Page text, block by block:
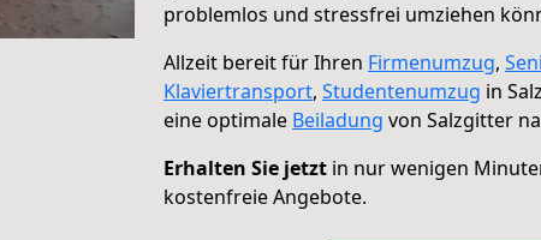
problemlos und stressfrei umziehen
Allzeit bereit für Ihren Firmenumzug,
Klaviertransport, Studentenumzug in
eine optimale Beiladung von Salzgitter
Erhalten Sie jetzt in nur wenigen
kostenfreie Angebote.